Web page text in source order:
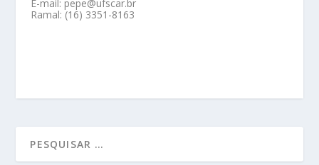
E-mail: pepe@ufscar.br
Ramal: (16) 3351-8163